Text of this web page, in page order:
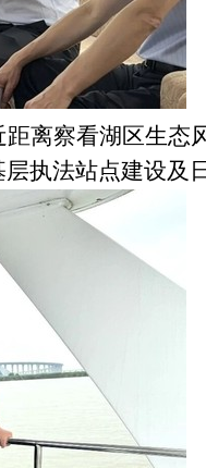
离察看湖区生态
执法站点建设及